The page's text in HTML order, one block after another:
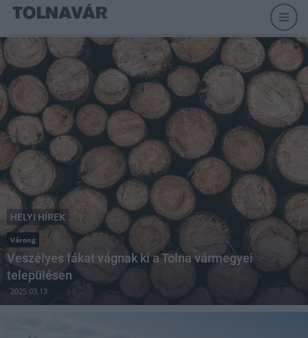
HELYI HÍREK
Várong
Veszélyes fákat vágnak ki a Tolna vármegyei
településen
2025.03.13